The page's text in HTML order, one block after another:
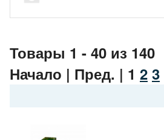
Товары 1 - 40 из 140
Начало | Пред. | 1 2 3